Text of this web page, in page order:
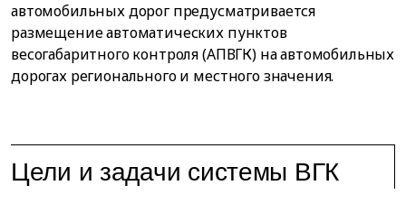
автомобильных дорог предусматривается
размещение автоматических пунктов
весогабаритного контроля (АПВГК) на автомобильных
дорогах регионального и местного значения.
Цели и задачи системы ВГК